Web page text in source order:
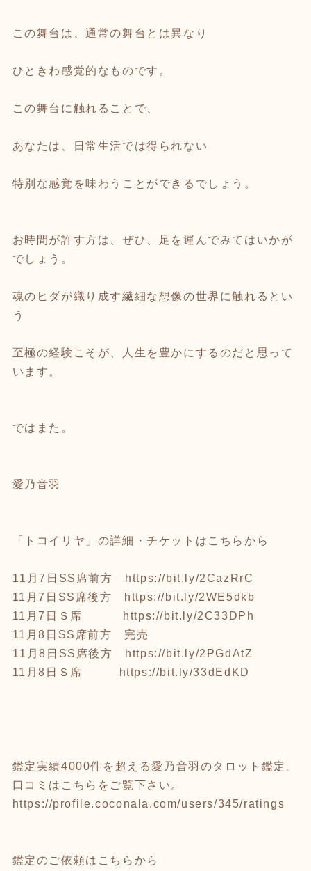
この舞台は、通常の舞台とは異なり
ひときわ感覚的なものです。
この舞台に触れることで、
あなたは、日常生活では得られない
特別な感覚を味わうことができるでしょう。
お時間が許す方は、ぜひ、足を運んでみてはいかが
でしょう。
魂のヒダが織り成す繊細な想像の世界に触れるとい
う
至極の経験こそが、人生を豊かにするのだと思って
います。
ではまた。
愛乃音羽
「トコイリヤ」の詳細・チケットはこちらから
11月7日SS席前方
https://bit.ly/2CazRrC
11月7日SS席後方
https://bit.ly/2WE5dkb
11月7日Ｓ席
https://bit.ly/2C33DPh
11月8日SS席前方 完売
11月8日SS席後方
https://bit.ly/2PGdAtZ
11月8日Ｓ席
https://bit.ly/33dEdKD
鑑定実績4000件を超える愛乃音羽のタロット鑑定。
口コミはこちらをご覧下さい。
https://profile.coconala.com/users/345/ratings
鑑定のご依頼はこちらから